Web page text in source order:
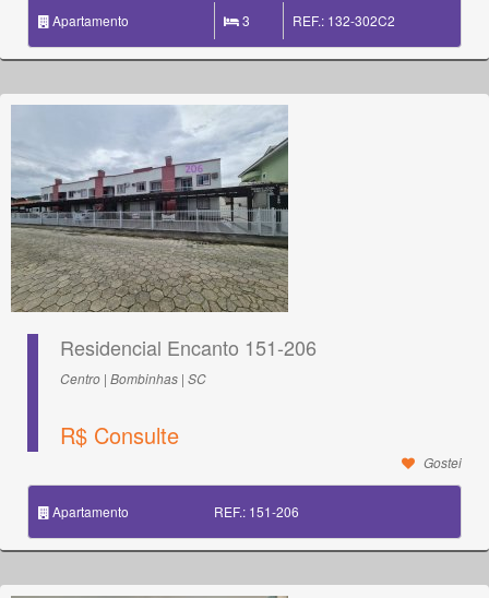
Apartamento 3 REF.: 132-302C2
Residencial Encanto 151-206
Centro | Bombinhas | SC
R$ Consulte
Gostei
Apartamento REF.: 151-206